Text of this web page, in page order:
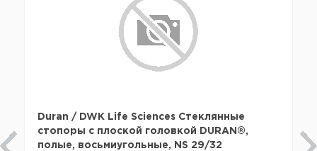
Duran / DWK Life Sciences Стеклянные
стопоры с плоской головкой DURAN®,
полые, восьмиугольные, NS 29/32